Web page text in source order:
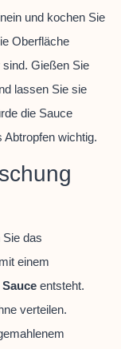
und kochen Sie
Oberfläche
Gießen Sie
lassen Sie sie
die Sauce
wichtig.
das
einem
entsteht.
verteilen.